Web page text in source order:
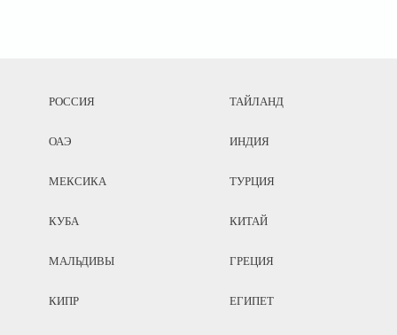
РОССИЯ ТАЙЛАНД
ОАЭ ИНДИЯ
МЕКСИКА ТУРЦИЯ
КУБА КИТАЙ
МАЛЬДИВЫ ГРЕЦИЯ
КИПР ЕГИПЕТ